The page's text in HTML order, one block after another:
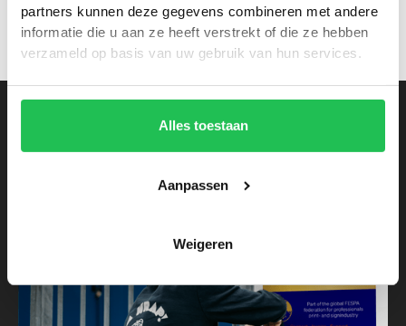
partners kunnen deze gegevens combineren met andere
informatie die u aan ze heeft verstrekt of die ze hebben
verzameld op basis van uw gebruik van hun services.
Alles toestaan
Aanpassen
Weigeren
contact met ons op!
Lees ook